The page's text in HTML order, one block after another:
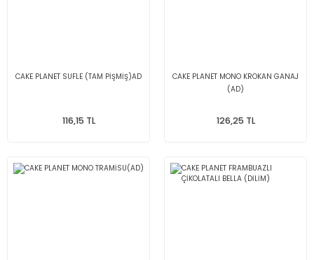
CAKE PLANET SUFLE (TAM PİŞMİŞ)AD
116,15 TL
CAKE PLANET MONO KROKAN GANAJ
(AD)
126,25 TL